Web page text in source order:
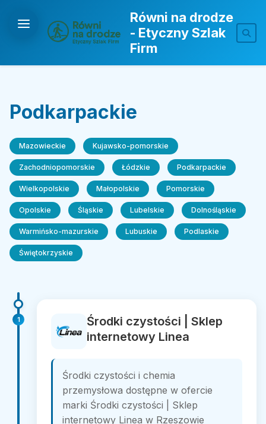
Równi na drodze
- Etyczny Szlak
Firm
Podkarpackie
Mazowieckie Kujawsko-pomorskie
Zachodniopomorskie Łódzkie Podkarpackie
Wielkopolskie Małopolskie Pomorskie
Opolskie Śląskie Lubelskie Dolnośląskie
Warmińsko-mazurskie Lubuskie Podlaskie
Świętokrzyskie
1
Środki czystości | Sklep
internetowy Linea
Środki czystości i chemia
przemysłowa dostępne w ofercie
marki Środki czystości | Sklep
internetowy Linea w Rzeszowie